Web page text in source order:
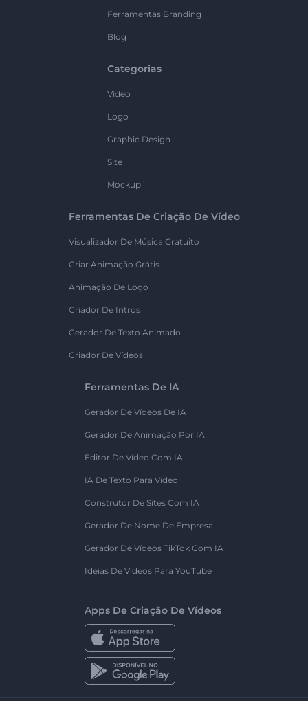
Ferramentas Branding
Blog
Categorias
Vídeo
Logo
Graphic Design
Site
Mockup
Ferramentas De Criação De Vídeo
Visualizador De Música Gratuito
Criar Animação Grátis
Animação De Logo
Criador De Intros
Gerador De Texto Animado
Criador De Vídeos
Ferramentas De IA
Gerador De Vídeos De IA
Gerador De Animação Por IA
Editor De Vídeo Com IA
IA De Texto Para Vídeo
Construtor De Sites Com IA
Gerador De Nome De Empresa
Gerador De Vídeos TikTok Com IA
Ideias De Vídeos Para YouTube
Apps De Criação De Vídeos